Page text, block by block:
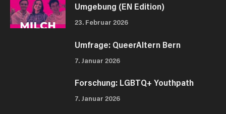
Umgebung (EN Edition)
23. Februar 2026
Umfrage: QueerAltern Bern
7. Januar 2026
Forschung: LGBTQ+ Youthpath
7. Januar 2026